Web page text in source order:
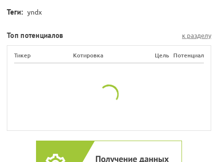
Теги: yndx
Топ потенциалов к разделу
Тикер Котировка Цель Потенциал